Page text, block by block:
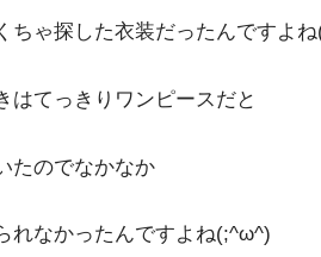
ちゃ探した衣装だったんですよ
はてっきりワンピースだと
たのでなかなか
れなかったんですよね(;^ω^)